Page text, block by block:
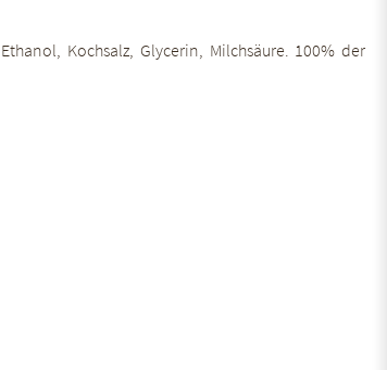
Kochsalz, Glycerin, Milchsäure. 100% der